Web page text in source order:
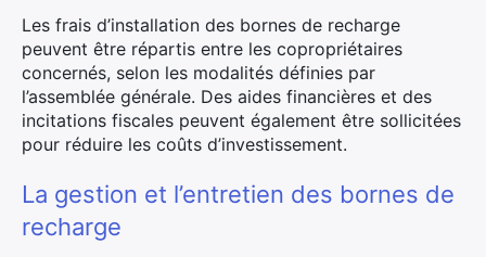
Les frais d’installation des bornes de recharge
peuvent être répartis entre les copropriétaires
concernés, selon les modalités définies par
l’assemblée générale. Des aides financières et des
incitations fiscales peuvent également être sollicitées
pour réduire les coûts d’investissement.
La gestion et l’entretien des bornes de
recharge
×
Rechercher
: